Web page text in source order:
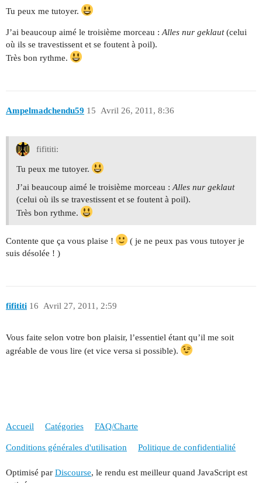
Tu peux me tutoyer.
J’ai beaucoup aimé le troisième morceau :Alles nur geklaut(celui
où ils se travestissent et se foutent à poil).
Très bon rythme.
Ampelmadchendu59 Avril 26, 2011, 8:36
15
fifititi:
Tu peux me tutoyer.
J’ai beaucoup aimé le troisième morceau : Alles nur geklaut
(celui où ils se travestissent et se foutent à poil).
Très bon rythme.
Contente que ça vous plaise !
( je ne peux pas vous tutoyer je
suis désolée ! )
fifititi Avril 27, 2011, 2:59
16
Vous faite selon votre bon plaisir, l’essentiel étant qu’il me soit
agréable de vous lire (et vice versa si possible).
Accueil Catégories FAQ/Charte
Conditions générales d'utilisation Politique de confidentialité
Optimisé par Discourse, le rendu est meilleur quand JavaScript est